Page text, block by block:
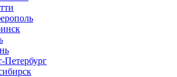
Петербург